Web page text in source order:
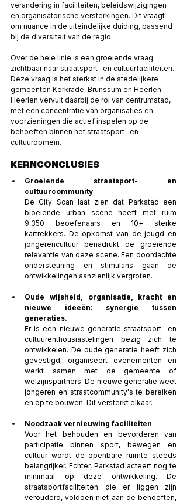
verandering in faciliteiten, beleidswijzigingen
en organisatorische versterkingen. Dit vraagt
om nuance in de uiteindelijke duiding, passend
bij de diversiteit van de regio.
Over de hele linie is een groeiende vraag
zichtbaar naar straatsport- en cultuurfaciliteiten.
Deze vraag is het sterkst in de stedelijkere
gemeenten Kerkrade, Brunssum en Heerlen.
Heerlen vervult daarbij de rol van centrumstad,
met een concentratie van organisaties en
voorzieningen die actief inspelen op de
behoeften binnen het straatsport- en
cultuurdomein.
KERNCONCLUSIES
Groeiende straatsport- en
cultuurcommunity
De City Scan laat zien dat Parkstad een
bloeiende urban scene heeft met ruim
9.350 beoefenaars en 10+ sterke
kartrekkers. De opkomst van de jeugd en
jongerencultuur benadrukt de groeiende
relevantie van deze scene. Een doordachte
ondersteuning en stimulans gaan de
ontwikkelingen aanzienlijk vergroten.
Oude wijsheid, organisatie, kracht en
nieuwe ideeën: synergie tussen
generaties.
Er is een nieuwe generatie straatsport- en
cultuurenthousiastelingen bezig zich te
ontwikkelen. De oude generatie heeft zich
gevestigd, organiseert evenementen en
werkt samen met de gemeente of
welzijnspartners. De nieuwe generatie weet
jongeren en straatcommunity's te bereiken
en op te bouwen. Dit versterkt elkaar.
Noodzaak vernieuwing faciliteiten
Voor het behouden en bevorderen van
participatie binnen sport, bewegen en
cultuur wordt de openbare ruimte steeds
belangrijker. Echter, Parkstad acteert nog te
minimaal op deze ontwikkeling. De
straatsportfaciliteiten die er liggen zijn
verouderd, voldoen niet aan de behoeften,